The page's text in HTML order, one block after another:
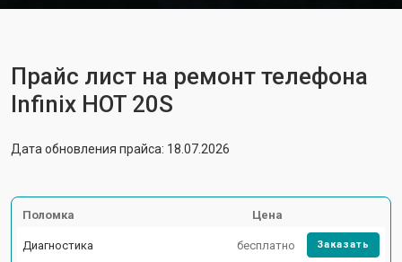
Прайс лист на ремонт телефона
Infinix HOT 20S
Дата обновления прайса: 18.07.2026
Поломка Цена
Диагностика бесплатно Заказать